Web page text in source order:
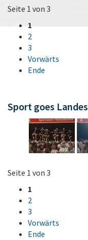
Seite 1 von 3
1
2
3
Vorwärts
Ende
Sport goes
Seite 1 von 3
1
2
3
Vorwärts
Ende